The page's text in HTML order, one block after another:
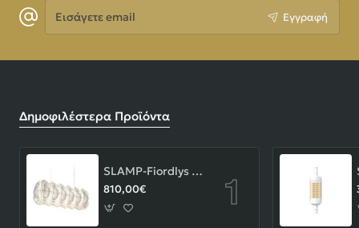
email
Εγγραφή
Δημοφιλέστερα Προϊόντα
SLAMP-Fiordlys Linear Φωτιστικό Κρεμαστό 90x26x33cm White ΚΩΔ.-FRDSXXLWHT01T00LINEU
810,00€